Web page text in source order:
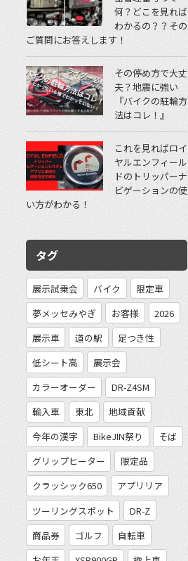
何？どこを見れば
わかるの？？その
ご質問にお答えします！
その停め方で大丈
夫？地震に強い
『バイクの駐輪方
法はコレ！』
これを見ればロイ
ヤルエンフィール
ドのトリッパーナ
ビゲーションの使
い方がわかる！
タグ
展示試乗会 バイク
限定車
夢メッセみやぎ
お客様
2026
展示車
道の駅
足つき性
低シート高
展示会
カラーオーダー
DR-Z4SM
輸入車
東北
地域貢献
今年の漢字
BikeJIN祭り
そば
グリップヒーター
限定品
クラッシック650
アプリリア
ツーリングスポット
DR-Z
商品券
ゴルフ
自転車